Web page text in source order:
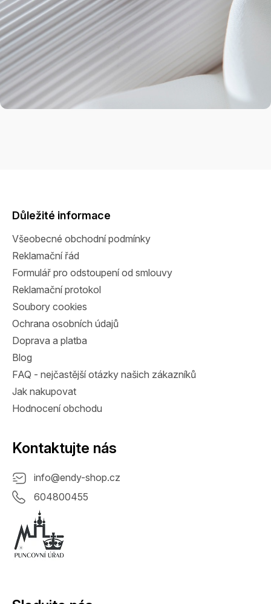
Důležité informace
Všeobecné obchodní podmínky
Reklamační řád
Formulář pro odstoupení od smlouvy
Reklamační protokol
Soubory cookies
Ochrana osobních údajů
Doprava a platba
Blog
FAQ - nejčastější otázky našich zákazníků
Jak nakupovat
Hodnocení obchodu
Kontaktujte nás
info@endy-shop.cz
604800455